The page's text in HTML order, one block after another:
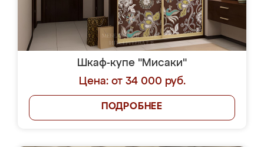
Шкаф-купе "Мисаки"
Цена: от 34 000 руб.
ПОДРОБНЕЕ